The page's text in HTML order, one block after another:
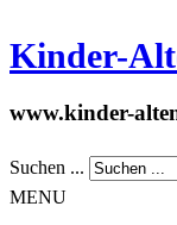
Kinder-
www.kinder-
Suchen ...
MENU